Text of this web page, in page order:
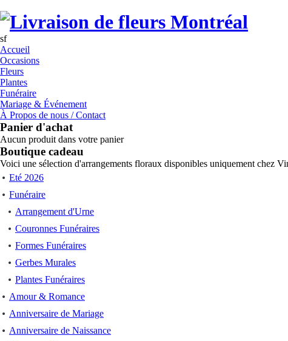
sf
Accueil
Occasions
Fleurs
Plantes
Funéraire
Mariage & Événement
À Propos de nous / Contact
Panier d'achat
Aucun produit dans votre panier
Boutique cadeau
Voici une sélection d'arrangements floraux disponibles uniquement chez
Eté 2026
Funéraire
Arrangement d'Urne
Couronnes Funéraires
Formes Funéraires
Gerbes Murales
Plantes Funéraires
Amour & Romance
Anniversaire de Mariage
Anniversaire de Naissance